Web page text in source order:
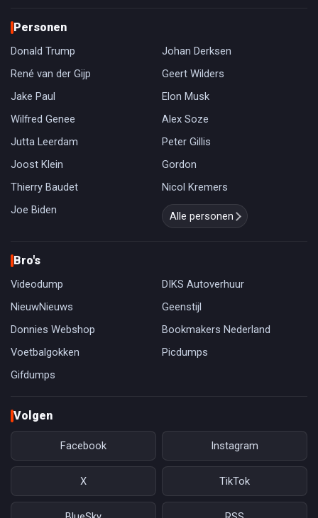
Personen
Donald Trump
Johan Derksen
René van der Gijp
Geert Wilders
Jake Paul
Elon Musk
Wilfred Genee
Alex Soze
Jutta Leerdam
Peter Gillis
Joost Klein
Gordon
Thierry Baudet
Nicol Kremers
Joe Biden
Alle personen
Bro's
Videodump
DIKS Autoverhuur
NieuwNieuws
Geenstijl
Donnies Webshop
Bookmakers Nederland
Voetbalgokken
Picdumps
Gifdumps
Volgen
Facebook Instagram
X TikTok